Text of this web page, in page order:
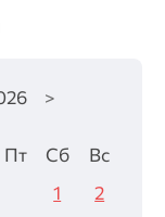
>
Пт Сб
Вс
1
2